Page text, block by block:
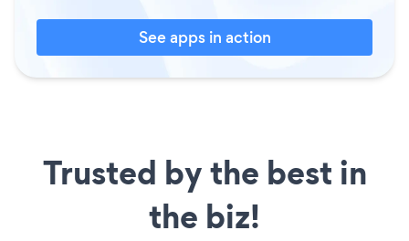
See apps in action
Trusted by the best in
the biz!